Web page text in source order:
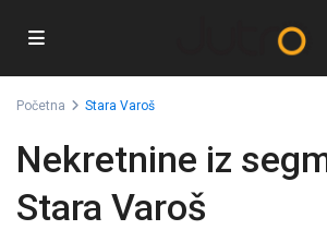
Početna Stara Varoš
Nekretnine iz
Stara Varoš